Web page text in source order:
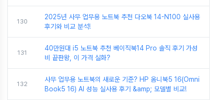
130
2025년 사무 업무용 노트북 추천 다오북 14-N100 실사용
후기와 비교 분석!
131
40만원대 i5 노트북 추천 베이직북14 Pro 솔직 후기 가성
비 끝판왕, 이 가격 실화?
132
사무 업무용 노트북의 새로운 기준? HP 옴니북5 16(Omni
Book5 16) AI 성능 실사용 후기 &amp; 모델별 비교!